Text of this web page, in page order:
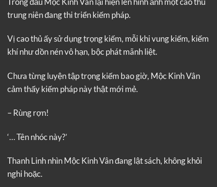
trung niên đang thi triển kiếm pháp.
Vị cao thủ ấy sử dụng trọng kiếm, mỗi khi vung kiếm, kiếm
khí như dồn nén vô hạn, bộc phát mãnh liệt.
Chưa từng luyện tập trọng kiếm bao giờ, Mộc Kinh Vân
cảm thấy kiếm pháp này thật mới mẻ.
– Rùng rợn!
‘… Tên nhóc này?’
Thanh Linh nhìn Mộc Kinh Vân đang lật sách, không khỏi
nghi hoặc.